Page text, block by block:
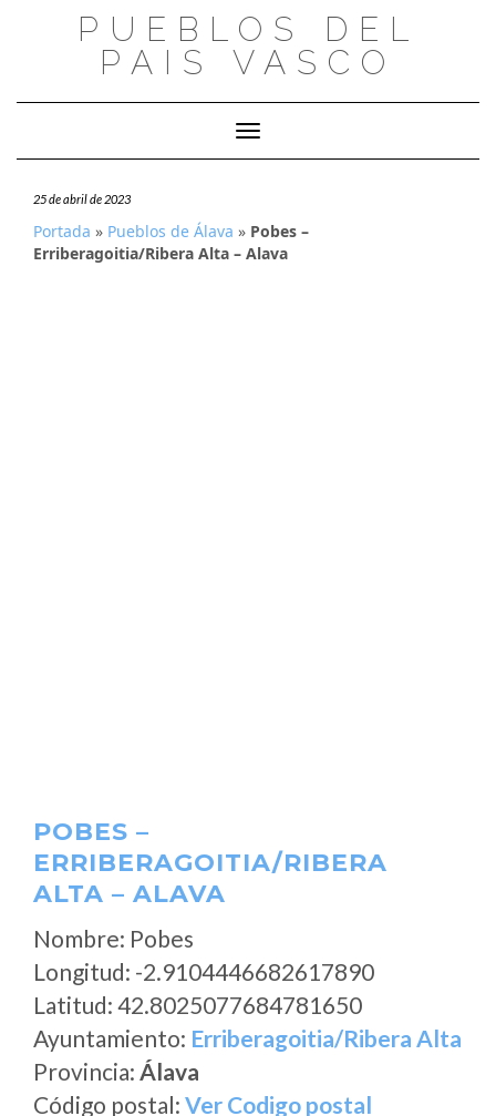
PUEBLOS DEL
PAIS VASCO
Cambiar modo de navegación
25 de abril de 2023
Portada » Pueblos de Álava » Pobes –
Erriberagoitia/Ribera Alta – Alava
POBES –
ERRIBERAGOITIA/RIBERA
ALTA – ALAVA
Nombre: Pobes
Longitud: -2.9104446682617890
Latitud: 42.8025077684781650
Ayuntamiento: Erriberagoitia/Ribera Alta
Provincia: Álava
Código postal: Ver Codigo postal